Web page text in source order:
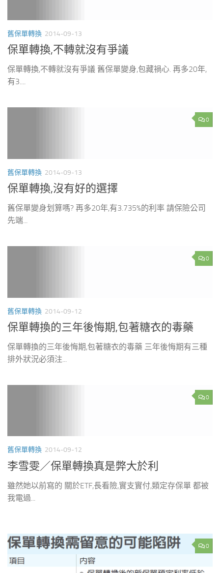
舊保單轉換 2014-09-13
保單轉換,不轉就沒有爭議
保單轉換,不轉就沒有爭議 舊保單變身,包藏禍心. 再多20年,
有3....
0
舊保單轉換 2014-09-13
保單轉換,沒有好的選擇
舊保單變身划算嗎? 再多20年,有3.735%的利率 請保險公司
先端...
0
舊保單轉換 2014-09-12
保單轉換的三年後悔期,包著糖衣的毒藥
保單轉換的三年後悔期,包著糖衣的毒藥 三年後悔期有三種
排外狀況必須注...
0
舊保單轉換 2014-09-12
李雪雯／保單轉換真是弊大於利
雖然她以前寫的 關於ETF,長看險,實支實付,類定存保單 都被
我電過...
0